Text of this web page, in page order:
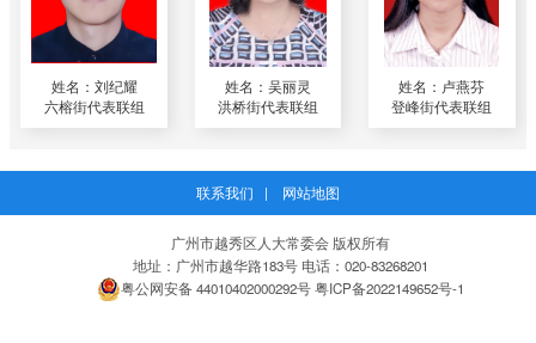
姓名：刘纪耀
六榕街代表联组
姓名：吴丽灵
洪桥街代表联组
姓名：卢燕芬
登峰街代表联组
联系我们 | 网站地图
广州市越秀区人大常委会 版权所有
地址：广州市越华路183号 电话：020-83268201
粤公网安备 44010402000292号粤ICP备2022149652号-1